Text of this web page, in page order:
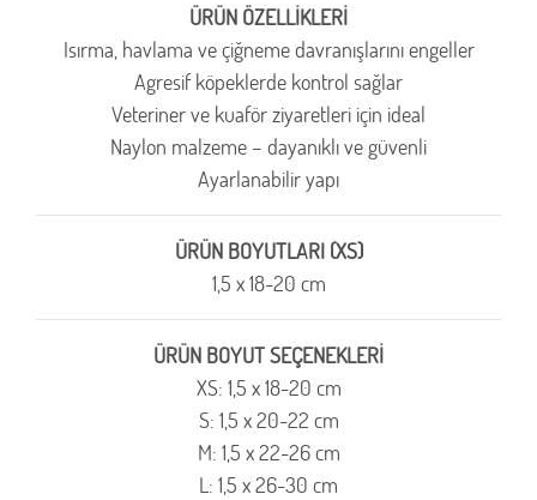
ÜRÜN ÖZELLİKLERİ
Isırma, havlama ve çiğneme davranışlarını engeller
Agresif köpeklerde kontrol sağlar
Veteriner ve kuaför ziyaretleri için ideal
Naylon malzeme – dayanıklı ve güvenli
Ayarlanabilir yapı
ÜRÜN BOYUTLARI (XS)
1,5 x 18-20 cm
ÜRÜN BOYUT SEÇENEKLERİ
XS: 1,5 x 18-20 cm
S: 1,5 x 20-22 cm
M: 1,5 x 22-26 cm
L: 1,5 x 26-30 cm